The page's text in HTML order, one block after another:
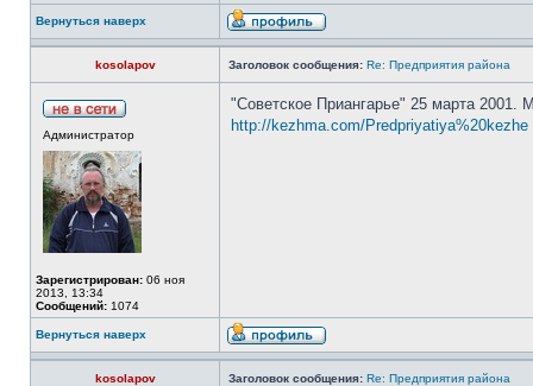
Вернуться наверх
kosolapov Заголовок сообщения: Re: Предприятия района
Администратор
Зарегистрирован: 06 ноя
2013, 13:34
Сообщений: 1074
"Советское Приангарье" 25 марта 2001.
http://kezhma.com/
Вернуться наверх
kosolapov Заголовок сообщения: Re: Предприятия района